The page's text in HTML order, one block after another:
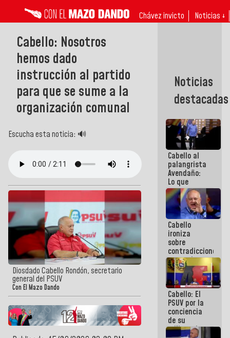
Chávez invicto Noticias ↓
Cabello: Nosotros
hemos dado
instrucción al partido
para que se sume a la
organización comunal
Escucha esta noticia: 🔊
Diosdado Cabello Rondón, secretario
general del PSUV
Con El Mazo Dando
Noticias
destacadas
Cabello al
palangrista
Avendaño:
Lo que
vayas a
escribir
hazlo hoy
por que no
sabemos si
la semana
que viene
hay
programa
Cabello
ironiza
sobre
contradicciones
y mentiras
de María
Machado:
¡Créanle!
Cabello: El
PSUV por la
conciencia
de su
militancia